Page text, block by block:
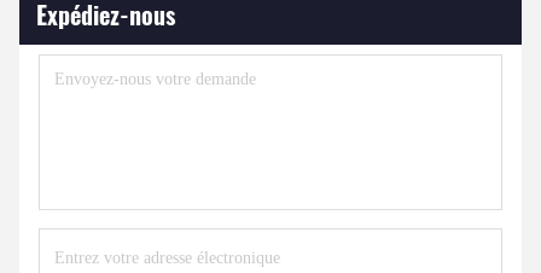
Expédiez-nous